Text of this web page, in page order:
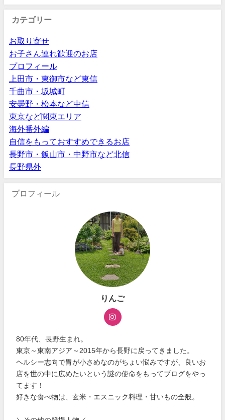
カテゴリー
お取り寄せ
お子さん連れ歓迎のお店
プロフィール
上田市・東御市など東信
千曲市・坂城町
安曇野・松本など中信
東京など関東エリア
海外番外編
自信をもっておすすめできるお店
長野市・飯山市・中野市など北信
長野県外
プロフィール
りんご
80年代、長野生まれ。
東京～東南アジア～2015年から長野に戻ってきました。
ヘルシー志向で胃が小さめなのがちょい悩みですが、良いお
店を世の中に広めたいという謎の使命をもってブログをやっ
てます！
好きな食べ物は、玄米・エスニック料理・甘いもの全般。